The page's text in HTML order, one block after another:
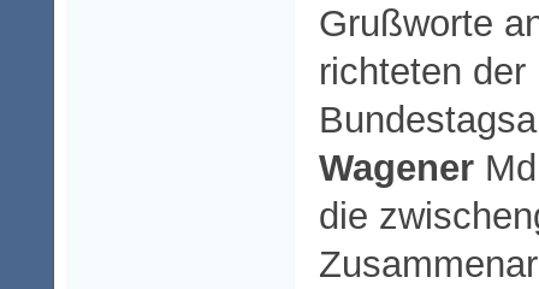
Grußworte
richteten der
Wagener
die